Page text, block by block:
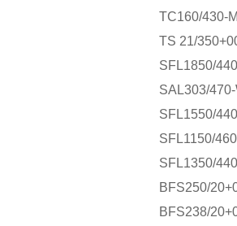
TC160/430-
TS 21/
SFL1850/
SAL303/
SFL1550/
SFL1150/
SFL1350/
BFS250/
BFS238/